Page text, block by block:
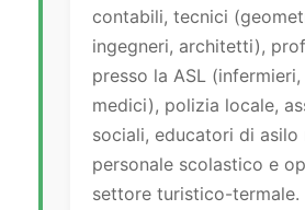
contabili, tecnici
ingegneri, architetti),
presso la ASL (infermieri,
medici), polizia locale,
sociali, educatori di asilo
personale scolastico e
settore turistico-termale.